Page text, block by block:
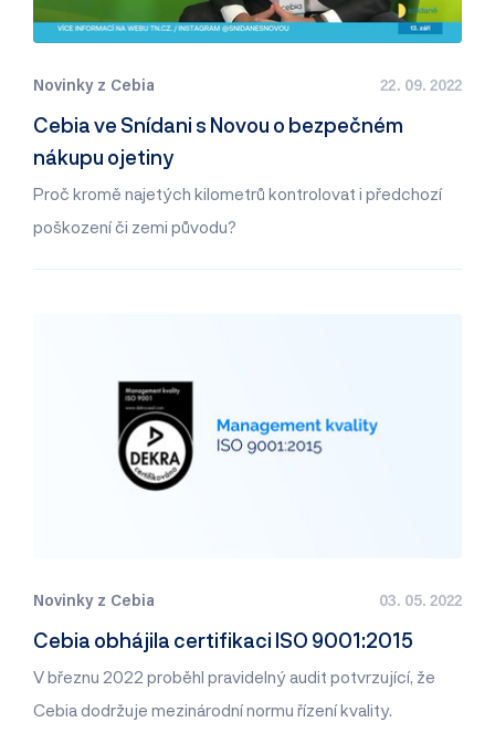
Novinky z Cebia 22. 09. 2022
Cebia ve Snídani s Novou o bezpečném
nákupu ojetiny
Proč kromě najetých kilometrů kontrolovat i předchozí
poškození či zemi původu?
Novinky z Cebia 03. 05. 2022
Cebia obhájila certifikaci ISO 9001:2015
V březnu 2022 proběhl pravidelný audit potvrzující, že
Cebia dodržuje mezinárodní normu řízení kvality.